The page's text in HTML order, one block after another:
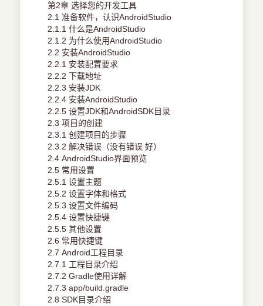
第2章 选择您的开发工具
2.1 准备软件，认识AndroidStudio
2.1.1 什么是AndroidStudio
2.1.2 为什么使用AndroidStudio
2.2 安装AndroidStudio
2.2.1 安装配置要求
2.2.2 下载地址
2.2.3 安装JDK
2.2.4 安装AndroidStudio
2.2.5 设置JDK和AndroidSDK目录
2.3 项目的创建
2.3.1 创建项目的步骤
2.3.2 解决错误（没有错误 好）
2.4 AndroidStudio界面预览
2.5 常用设置
2.5.1 设置主题
2.5.2 设置字体和格式
2.5.3 设置文件编码
2.5.4 设置快捷键
2.5.5 其他设置
2.6 常用快捷键
2.7 Android工程目录
2.7.1 工程目录介绍
2.7.2 Gradle使用详解
2.7.3 app/build.gradle
2.8 SDK目录介绍